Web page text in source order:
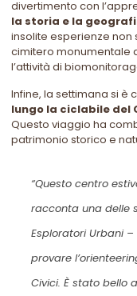
divertimento con
la storia e la
insolite esperienze non
cimitero monumentale
l’attività di
Infine, la settimana si è
lungo la ciclabile del
Questo viaggio ha
patrimonio storico e
“Questo centro
racconta una delle
Esploratori Urbani
provare
Civici. È stato bello